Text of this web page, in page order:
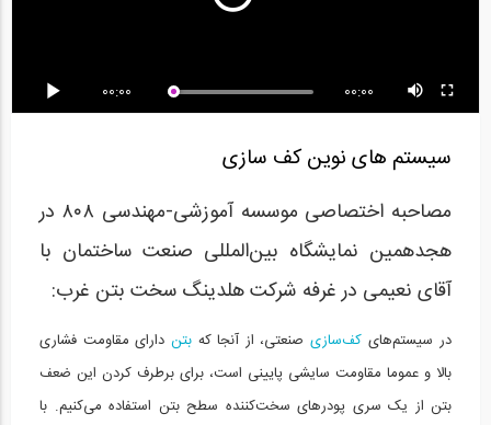
معمار برجسته در...
5:01
26:45
موسسه ۸۰۸ با دکتر...
7:32
00:00 00:00
سیستم های نوین کف سازی
مصاحبه اختصاصی موسسه آموزشی-مهندسی ۸۰۸ در
هجدهمین نمایشگاه بین‌المللی صنعت ساختمان با
آقای نعیمی در غرفه شرکت هلدینگ سخت بتن غرب:
در سیستم‌های کف‌سازی صنعتی، از آنجا که بتن دارای مقاومت فشاری
بالا و عموما مقاومت سایشی پایینی است، برای برطرف کردن این ضعف
بتن از یک سری پودرهای سخت‌کننده سطح بتن استفاده می‌کنیم. با